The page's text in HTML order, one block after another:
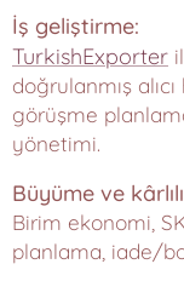
İş geliştirme:
TurkishExporter
doğrulanmış
görüşme
yönetimi.
Büyüme ve
Birim ekonomi,
planlama, iade/